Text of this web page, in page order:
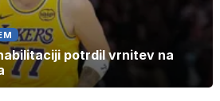
potrdil vrnitev na